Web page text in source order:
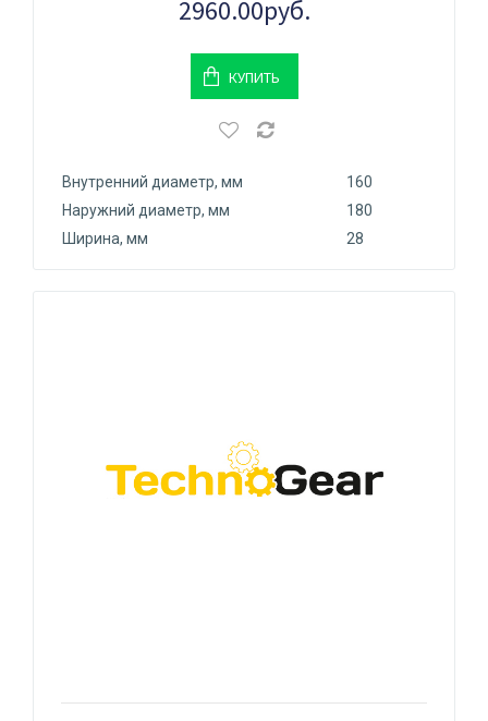
2960.00руб.
КУПИТЬ
Внутренний диаметр, мм
160
Наружний диаметр, мм
180
Ширина, мм
28